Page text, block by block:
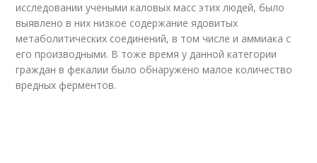
исследовании учеными каловых масс этих людей, было
выявлено в них низкое содержание ядовитых
метаболитических соединений, в том числе и аммиака с
его производными. В тоже время у данной категории
граждан в фекалии было обнаружено малое количество
вредных ферментов.